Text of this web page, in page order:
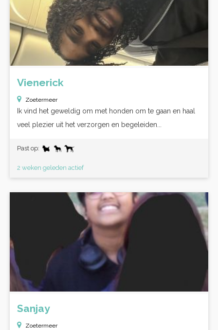
Vienerick
Zoetermeer
Ik vind het geweldig om met honden om te gaan en haal
veel plezier uit het verzorgen en begeleiden...
Past op:
2 weken geleden actief
Sanjay
Zoetermeer